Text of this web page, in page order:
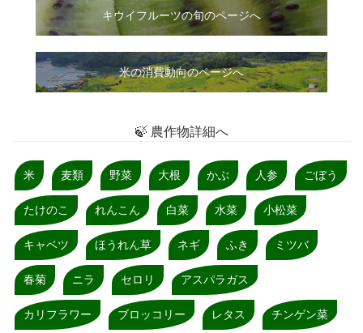
キウイフルーツの旬のページへ
米の消費動向のページへ
🍃 農作物詳細へ
米 麦類 野菜 大根 かぶ 人参 ごぼう
たけのこ れんこん 白菜 水菜 小松菜
キャベツ ほうれん草 ネギ ふき ミツバ
春菊 ニラ セロリ アスパラガス
カリフラワー ブロッコリー レタス チンゲン菜